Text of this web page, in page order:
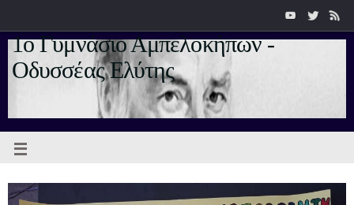
1ο Γυμνάσιο Αμπελοκήπων -
Οδυσσέας Ελύτης